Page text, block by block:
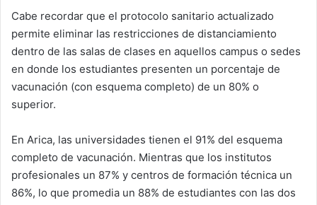
Cabe recordar que el protocolo sanitario actualizado
permite eliminar las restricciones de distanciamiento
dentro de las salas de clases en aquellos campus o sedes
en donde los estudiantes presenten un porcentaje de
vacunación (con esquema completo) de un 80% o
superior.
En Arica, las universidades tienen el 91% del esquema
completo de vacunación. Mientras que los institutos
profesionales un 87% y centros de formación técnica un
86%, lo que promedia un 88% de estudiantes con las dos